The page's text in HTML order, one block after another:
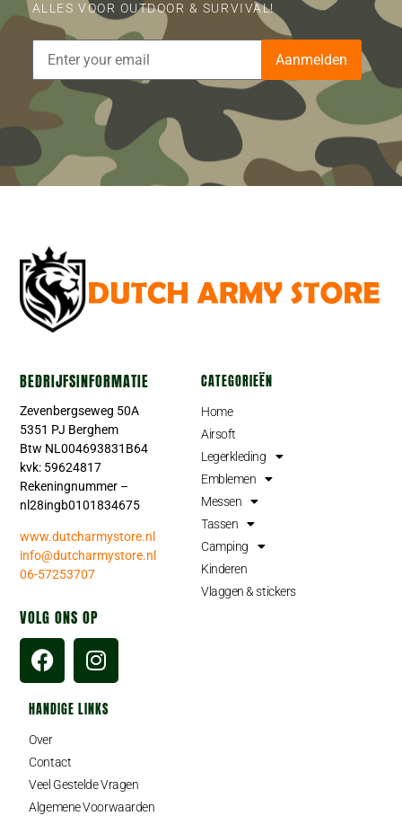
ALLES VOOR OUTDOOR & SURVIVAL!
Aanmelden
BEDRIJFSINFORMATIE
Zevenbergseweg 50A
5351 PJ Berghem
Btw NL004693831B64
kvk: 59624817
Rekeningnummer –
nl28ingb0101834675
www.dutcharmystore.nl
info@dutcharmystore.nl
06-57253707
VOLG ONS OP
CATEGORIEËN
Home
Airsoft
Legerkleding
Emblemen
Messen
Tassen
Camping
Kinderen
Vlaggen & stickers
HANDIGE LINKS
Over
Contact
Veel Gestelde Vragen
Algemene Voorwaarden